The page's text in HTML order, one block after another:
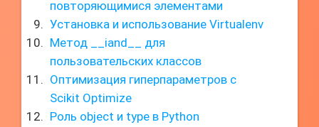
повторяющимися элементами
Установка и использование Virtualenv
Метод __iand__ для
пользовательских классов
Оптимизация гиперпараметров с
Scikit Optimize
Роль object и type в Python